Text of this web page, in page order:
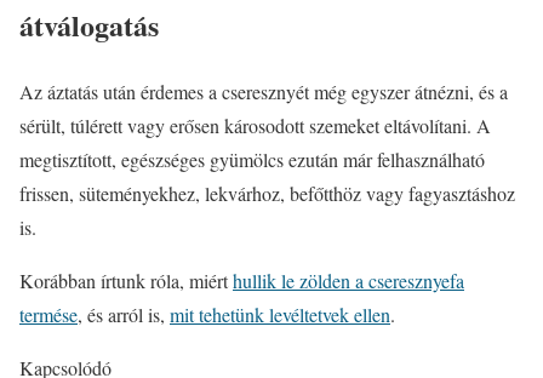
átválogatás
Az áztatás után érdemes a cseresznyét még egyszer átnézni, és a
sérült, túlérett vagy erősen károsodott szemeket eltávolítani. A
megtisztított, egészséges gyümölcs ezután már felhasználható
frissen, süteményekhez, lekvárhoz, befőtthöz vagy fagyasztáshoz
is.
Korábban írtunk róla, miérthullik le zölden a cseresznyefa
termése, és arról is, mit tehetünk levéltetvek ellen.
Kapcsolódó